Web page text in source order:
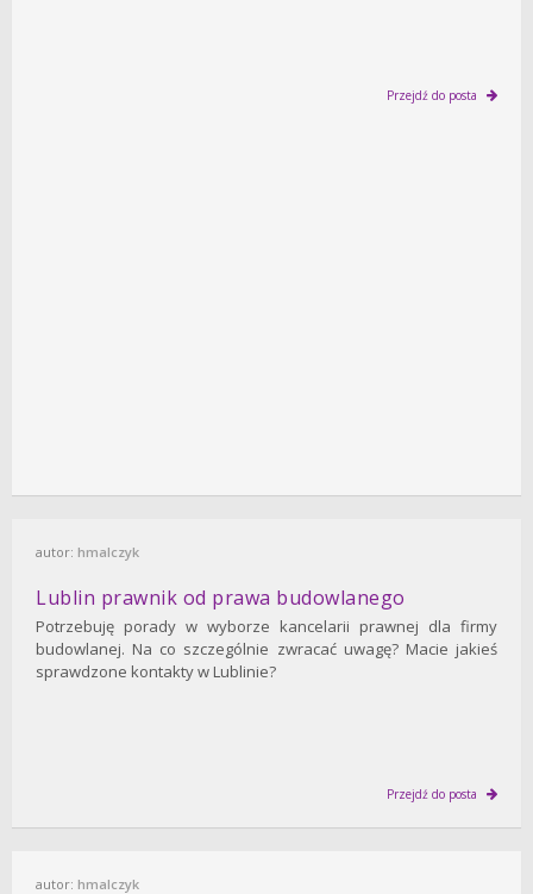
Przejdź do posta
autor: hmalczyk
Lublin prawnik od prawa budowlanego
Potrzebuję porady w wyborze kancelarii prawnej dla firmy
budowlanej. Na co szczególnie zwracać uwagę? Macie jakieś
sprawdzone kontakty w Lublinie?
Przejdź do posta
autor: hmalczyk